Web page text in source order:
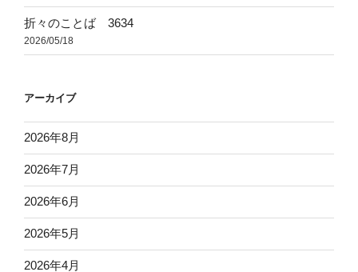
折々のことば 3634
2026/05/18
アーカイブ
2026年8月
2026年7月
2026年6月
2026年5月
2026年4月